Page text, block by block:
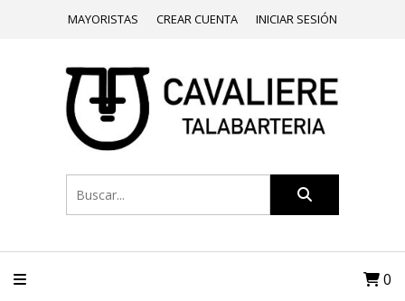
MAYORISTAS CREAR CUENTA INICIAR SESIÓN
0